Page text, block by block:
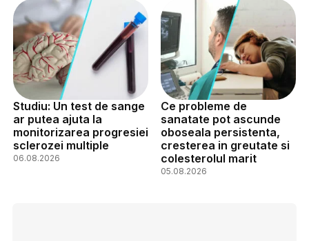
Studiu: Un test de sange
ar putea ajuta la
monitorizarea progresiei
sclerozei multiple
06.08.2026
Ce probleme de
sanatate pot ascunde
oboseala persistenta,
cresterea in greutate si
colesterolul marit
05.08.2026